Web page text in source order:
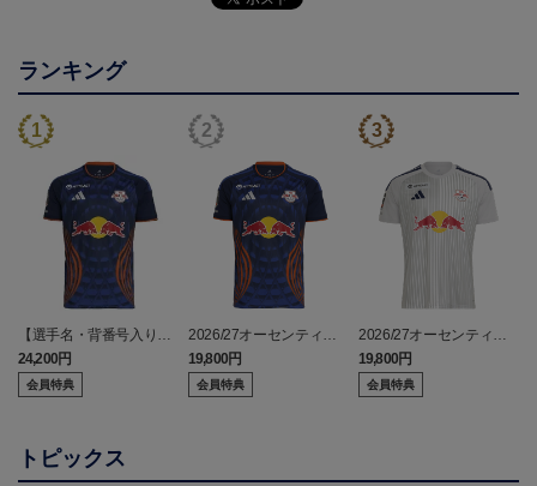
ランキング
【選手名・背番号入り】
2026/27オーセンティッ
クユニフォーム（フィー
ルド1st）
24,200円
会員特典
2026/27オーセンティッ
クユニフォーム（フィー
ルド1st）
19,800円
会員特典
2026/27オーセンティッ
クユニフォーム（フィー
ルド2nd）
19,800円
会員特典
トピックス